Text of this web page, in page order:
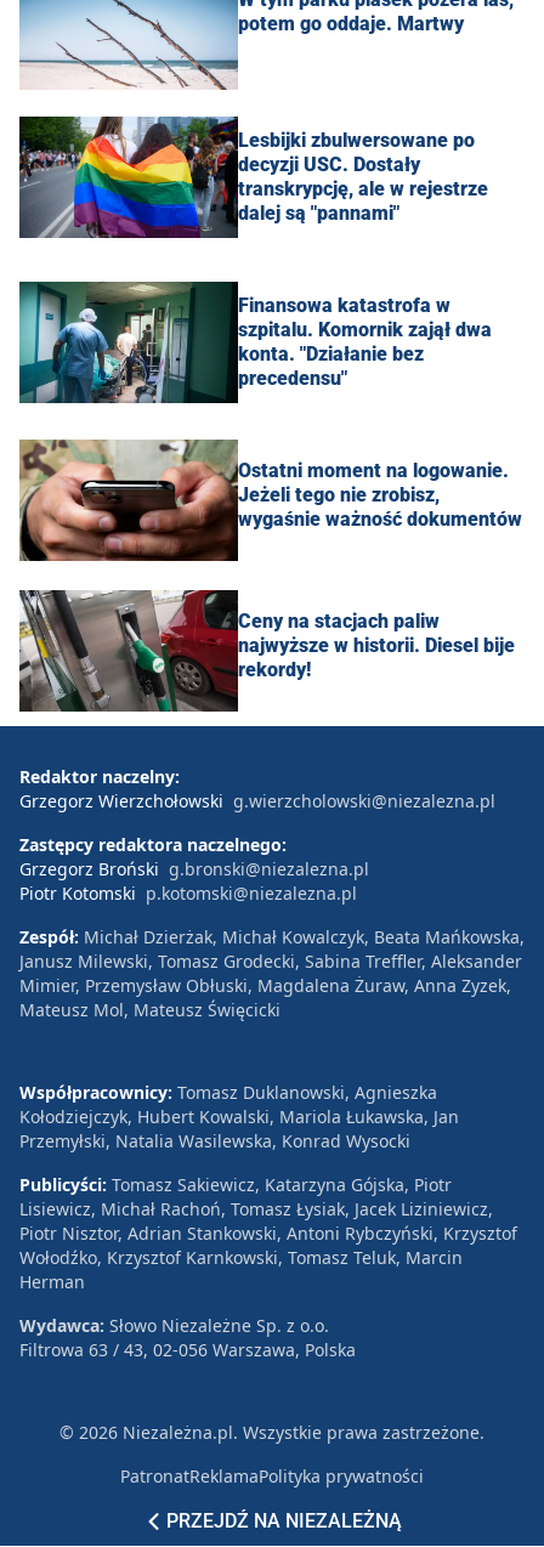
potem go oddaje. Martwy
Lesbijki zbulwersowane po
decyzji USC. Dostały
transkrypcję, ale w rejestrze
dalej są "pannami"
Finansowa katastrofa w
szpitalu. Komornik zajął dwa
konta. "Działanie bez
precedensu"
Ostatni moment na logowanie.
Jeżeli tego nie zrobisz,
wygaśnie ważność dokumentów
Ceny na stacjach paliw
najwyższe w historii. Diesel bije
rekordy!
PRZEJDŹ NA NIEZALEŻNĄ
Redaktor naczelny:
Grzegorz Wierzchołowski g.wierzcholowski@niezalezna.pl
Zastępcy redaktora naczelnego:
Grzegorz Broński g.bronski@niezalezna.pl
Piotr Kotomski p.kotomski@niezalezna.pl
Zespół: Michał Dzierżak, Michał Kowalczyk, Beata Mańkowska,
Janusz Milewski, Tomasz Grodecki, Sabina Treffler, Aleksander
Mimier, Przemysław Obłuski, Magdalena Żuraw, Anna Zyzek,
Mateusz Mol, Mateusz Święcicki
Współpracownicy: Tomasz Duklanowski, Agnieszka
Kołodziejczyk, Hubert Kowalski, Mariola Łukawska, Jan
Przemyłski, Natalia Wasilewska, Konrad Wysocki
Publicyści: Tomasz Sakiewicz, Katarzyna Gójska, Piotr
Lisiewicz, Michał Rachoń, Tomasz Łysiak, Jacek Liziniewicz,
Piotr Nisztor, Adrian Stankowski, Antoni Rybczyński, Krzysztof
Wołodźko, Krzysztof Karnkowski, Tomasz Teluk, Marcin
Herman
Wydawca: Słowo Niezależne Sp. z o.o.
Filtrowa 63 / 43, 02-056 Warszawa, Polska
© 2026 Niezależna.pl. Wszystkie prawa zastrzeżone.
PatronatReklamaPolityka prywatności